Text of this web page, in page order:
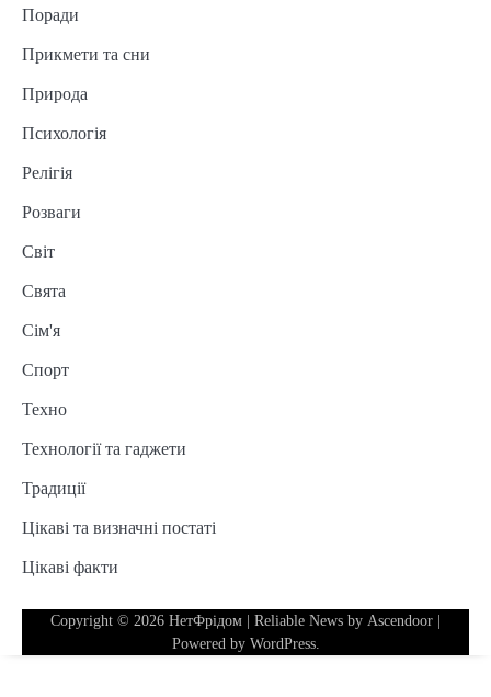
Поради
Прикмети та сни
Природа
Психологія
Релігія
Розваги
Світ
Свята
Сім'я
Спорт
Техно
Технології та гаджети
Традиції
Цікаві та визначні постаті
Цікаві факти
Copyright © 2026 НетФрідом | Reliable News by Ascendoor
Powered by WordPress.